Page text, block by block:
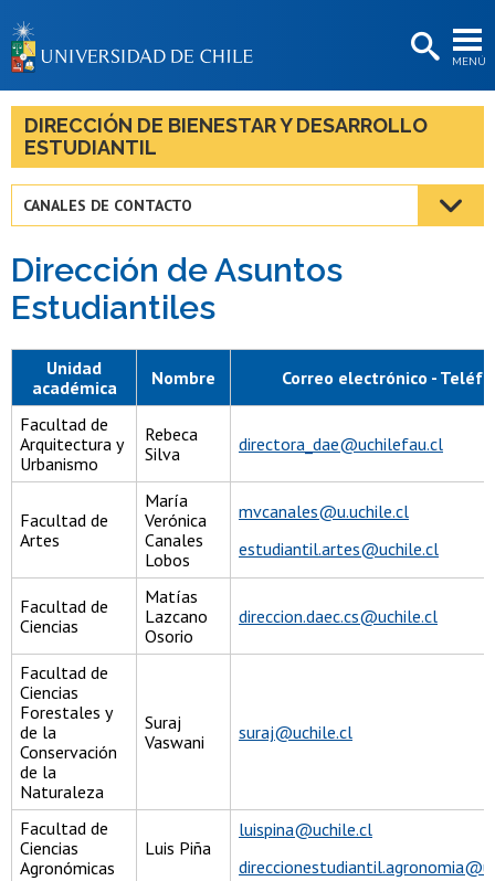
MENÚ
BIBLIOTECAS
LA UNIVERSIDAD
DIRECCIÓN DE BIENESTAR Y DESARROLLO
ESTUDIANTIL
CANALES DE CONTACTO
Dirección de Asuntos
Estudiantiles
Unidad
académica
Nombre Correo electrónico -
Facultad de
Arquitectura y
Urbanismo
Rebeca
Silva
directora_dae@uchilefau.cl
Facultad de
Artes
María
Verónica
Canales
Lobos
mvcanales@u.uchile.cl
estudiantil.artes@uchile.cl
Facultad de
Ciencias
Matías
Lazcano
Osorio
direccion.daec.cs@uchile.cl
Facultad de
Ciencias
Forestales y
de la
Conservación
de la
Naturaleza
Suraj
Vaswani
suraj@uchile.cl
Facultad de
Ciencias
Agronómicas
Luis Piña
luispina@uchile.cl